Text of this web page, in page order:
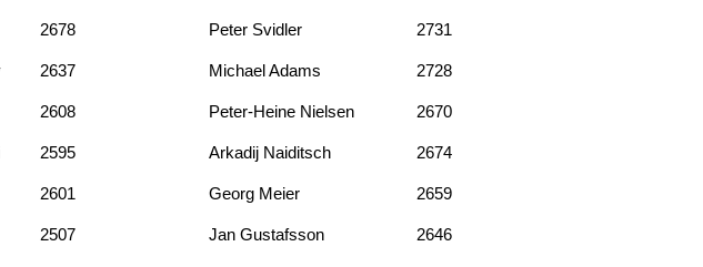
2678 Peter Svidler 2731
2637 Michael Adams 2728
2608 Peter-Heine Nielsen 2670
2595 Arkadij Naiditsch 2674
2601 Georg Meier 2659
2507 Jan Gustafsson 2646